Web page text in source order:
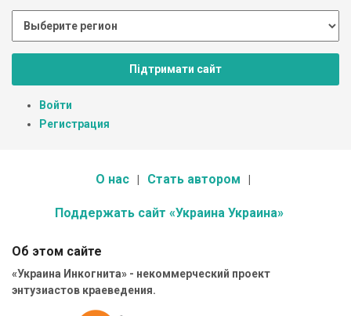
Підтримати сайт
Войти
Регистрация
О нас Стать автором
Поддержать сайт «Украина Украина»
Об этом сайте
«Украина Инкогнита» - некоммерческий проект
энтузиастов краеведения.